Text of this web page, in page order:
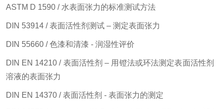
ASTM D 1590 / 水表面张力的标准测试方法
DIN 53914 / 表面活性剂测试 – 测定表面张力
DIN 55660 / 色漆和清漆 - 润湿性评价
DIN EN 14210 / 表面活性剂 – 用镫法或环法测定表面活性剂
溶液的表面张力
DIN EN 14370 / 表面活性剂 - 表面张力的测定